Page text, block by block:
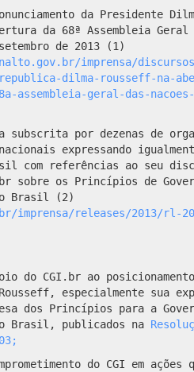
da Presidente
da 68ª Assembleia Geral
de 2013 (1)
imprensa/
dilma-rousseff-na-
assembleia-geral-das-
subscrita por dezenas de
expressando
com referências ao seu
sobre os Princípios de
Brasil (2)
imprensa/releases/2013/rl-
do CGI.br ao
especialmente sua
dos Princípios para a
Brasil, publicados na
do CGI em ações